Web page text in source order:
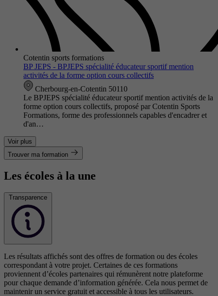
Cotentin sports formations
BP JEPS - BPJEPS spécialité éducateur sportif mention
activités de la forme option cours collectifs
Cherbourg-en-Cotentin 50110
Le BPJEPS spécialité éducateur sportif mention activités de la
forme option cours collectifs, proposé par Cotentin Sports
Formations, forme des professionnels capables d'encadrer et
d'an…
Voir plus
Trouver ma formation
Les écoles à la une
Transparence
Les résultats affichés sont des offres de formation ou des écoles
correspondant à votre projet. Certaines de ces formations
proviennent d’écoles partenaires qui rémunèrent notre plateforme
pour chaque demande d’information générée. Cela nous permet de
maintenir un service gratuit et accessible à tous les utilisateurs.